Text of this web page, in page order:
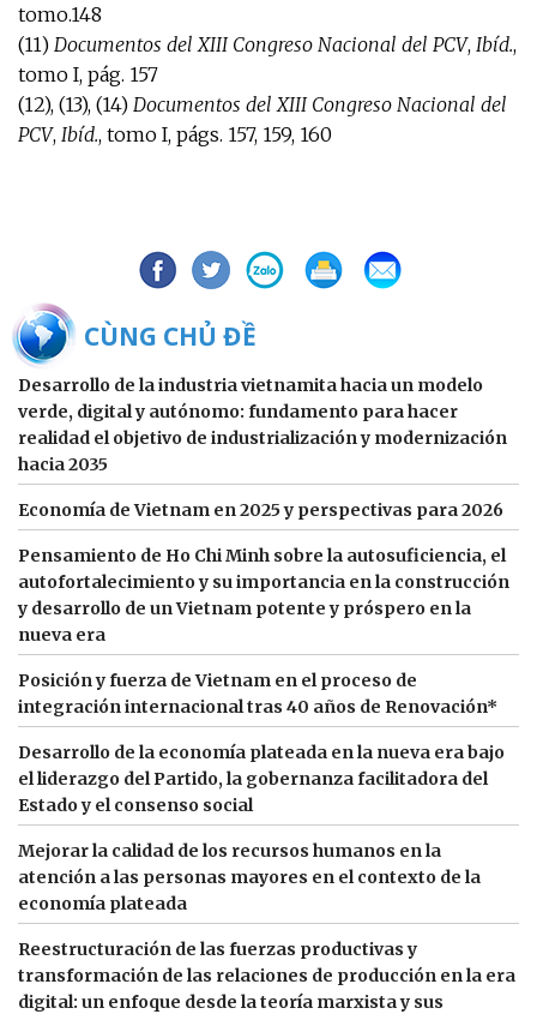
tomo.148
(11) Documentos del XIII Congreso Nacional del PCV, Ibíd.,
tomo I, pág. 157
(12), (13), (14) Documentos del XIII Congreso Nacional del
PCV, Ibíd., tomo I, págs. 157, 159, 160
BÀI CÙNG CHỦ ĐỀ
Desarrollo de la industria vietnamita hacia un modelo
verde, digital y autónomo: fundamento para hacer
realidad el objetivo de industrialización y modernización
hacia 2035
Economía de Vietnam en 2025 y perspectivas para 2026
Pensamiento de Ho Chi Minh sobre la autosuficiencia, el
autofortalecimiento y su importancia en la construcción
y desarrollo de un Vietnam potente y próspero en la
nueva era
Posición y fuerza de Vietnam en el proceso de
integración internacional tras 40 años de Renovación*
Desarrollo de la economía plateada en la nueva era bajo
el liderazgo del Partido, la gobernanza facilitadora del
Estado y el consenso social
Mejorar la calidad de los recursos humanos en la
atención a las personas mayores en el contexto de la
economía plateada
Reestructuración de las fuerzas productivas y
transformación de las relaciones de producción en la era
digital: un enfoque desde la teoría marxista y sus